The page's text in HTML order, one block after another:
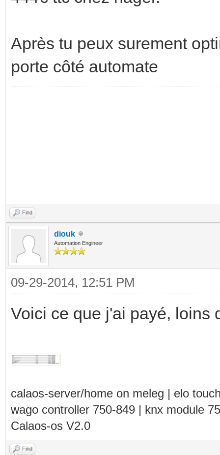
Après tu peux surement
porte côté automate
Find
diouk
Automation Engineer
09-29-2014, 12:51 PM
Voici ce que j'ai payé, loins
calaos-server/home on meleg | elo
wago controller 750-849 | knx module
Calaos-os V2.0
Find